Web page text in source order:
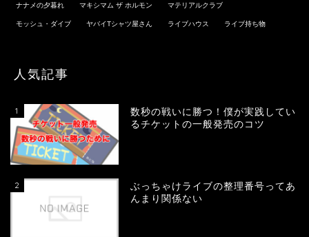
ナナメの夕暮れ マキシマム ザ ホルモン マテリアルクラブ
モッシュ・ダイブ ヤバイTシャツ屋さん ライブハウス ライブ持ち物
人気記事
1
数秒の戦いに勝つ！僕が実践してい
るチケットの一般発売のコツ
2
ぶっちゃけライブの整理番号ってあ
んまり関係ない